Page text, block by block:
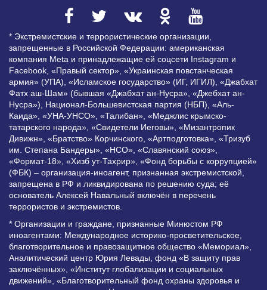
* Экстремистские и террористические организации,
запрещенные в Российской Федерации: американская
компания Meta и принадлежащие ей соцсети Instagram и
Facebook, «Правый сектор», «Украинская повстанческая
армия» (УПА), «Исламское государство» (ИГ, ИГИЛ), «Джабхат
Фатх аш-Шам» (бывшая «Джабхат ан-Нусра», «Джебхат ан-
Нусра»), Национал-Большевистская партия (НБП), «Аль-
Каида», «УНА-УНСО», «Талибан», «Меджлис крымско-
татарского народа», «Свидетели Иеговы», «Мизантропик
Дивижн», «Братство» Корчинского, «Артподготовка», «Тризуб
им. Степана Бандеры», «НСО», «Славянский союз»,
«Формат-18», «Хизб ут-Тахрир», «Фонд борьбы с коррупцией»
(ФБК) – организация-иноагент, признанная экстремистской,
запрещена в РФ и ликвидирована по решению суда; её
основатель Алексей Навальный включён в перечень
террористов и экстремистов.
* Организации и граждане, признанные Минюстом РФ
иноагентами: Международное историко-просветительское,
благотворительное и правозащитное общество «Мемориал»,
Аналитический центр Юрия Левады, фонд «В защиту прав
заключённых», «Институт глобализации и социальных
движений», «Благотворительный фонд охраны здоровья и